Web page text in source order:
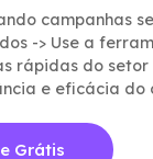
campanhas
-> Use a
rápidas do setor
e eficácia do
Grátis